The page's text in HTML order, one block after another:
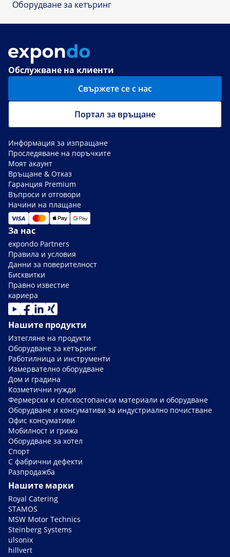
Оборудване за кетъринг
Обслужване на клиенти
Свържете се с нас
Портал за връщане
Информация за изпращане
Проследяване на поръчките
Моят акаунт
Връщане & Отказ
Гаранция Premium
Въпроси и отговори
Начини на плащане
За нас
expondo Partners
Правила и условия
Данни за поверителност
Бисквитки
Правно известие
кариера
Нашите продукти
Изтегляне на продукти
Оборудване за кетъринг
Работилница и инструменти
Измервателно оборудване
Дом и градина
Козметични нужди
Фермерски и селскостопански материали и оборудване
Оборудване и консумативи за индустриално почистване
Офис консумативи
Мобилност и грижа
Оборудване за хотел
Спорт
С фабрични дефекти
Разпродажба
Нашите марки
Royal Catering
STAMOS
MSW Motor Technics
Steinberg Systems
ulsonix
hillvert